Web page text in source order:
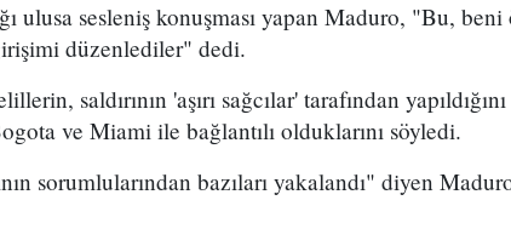
ulusa sesleniş konuşması yapan Maduro, "Bu,
düzenlediler" dedi.
saldırının 'aşırı sağcılar' tarafından
ve Miami ile bağlantılı olduklarını söyledi.
sorumlularından bazıları yakalandı" diyen